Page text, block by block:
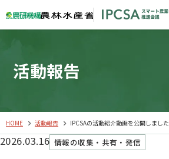
活動報告
HOME 活動報告 IPCSAの活動紹介動画を公開しました
2026.03.16 情報の収集・共有・発信